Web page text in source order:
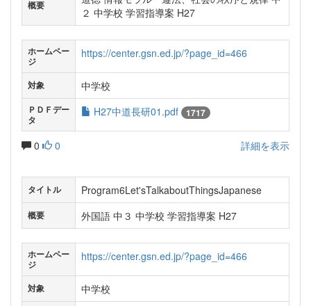
概要
２ 中学校 学習指導案 H27
ホームペー
ジ
https://center.gsn.ed.jp/?page_id=466
対象 中学校
ＰＤＦデー
タ
H27中道長研01.pdf 1717
0 0 詳細を表示
タイトル Program6Let'sTalkaboutThingsJapanese
概要 外国語 中３ 中学校 学習指導案 H27
ホームペー
ジ
https://center.gsn.ed.jp/?page_id=466
対象 中学校